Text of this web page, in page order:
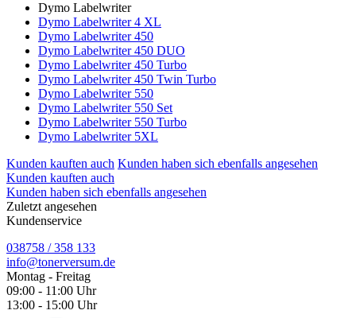
Dymo Labelwriter
Dymo Labelwriter 4 XL
Dymo Labelwriter 450
Dymo Labelwriter 450 DUO
Dymo Labelwriter 450 Turbo
Dymo Labelwriter 450 Twin Turbo
Dymo Labelwriter 550
Dymo Labelwriter 550 Set
Dymo Labelwriter 550 Turbo
Dymo Labelwriter 5XL
Kunden kauften auch Kunden haben sich ebenfalls angesehen
Kunden kauften auch
Kunden haben sich ebenfalls angesehen
Zuletzt angesehen
Kundenservice
038758 / 358 133
info@tonerversum.de
Montag - Freitag
09:00 - 11:00 Uhr
13:00 - 15:00 Uhr